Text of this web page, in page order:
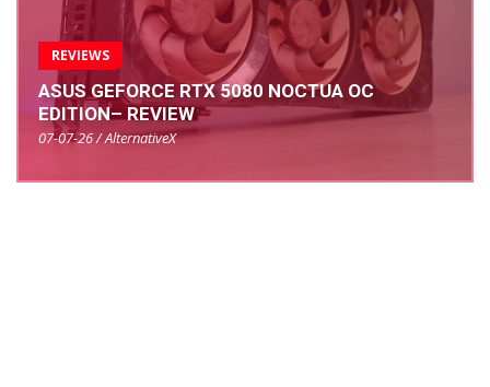
REVIEWS
ASUS GEFORCE RTX 5080 NOCTUA OC
EDITION– REVIEW
07-07-26 / AlternativeX